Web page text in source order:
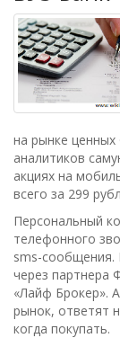
на рынке
аналитиков
акциях на
всего за 299
Персональный
телефонного
sms-сообщения.
через партнера
«Лайф Брокер».
рынок, ответят
когда покупать.